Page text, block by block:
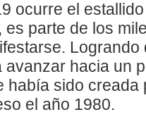
ocurre el
es parte de los
avanzar hacia un
había sido creada
el año 1980.